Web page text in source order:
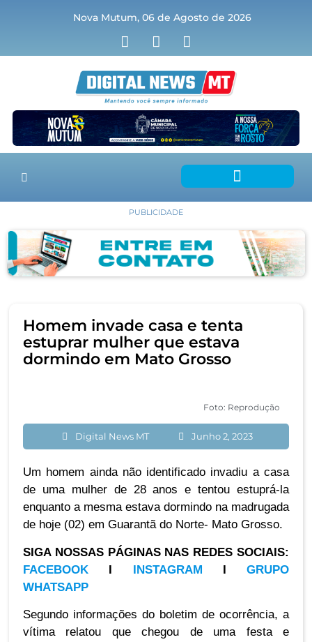
Nova Mutum, 06 de Agosto de 2026
PUBLICIDADE
Homem invade casa e tenta
estuprar mulher que estava
dormindo em Mato Grosso
Foto: Reprodução
Digital News MT Junho 2, 2023
Um homem ainda não identificado invadiu a casa
de uma mulher de 28 anos e tentou estuprá-la
enquanto a mesma estava dormindo na madrugada
de hoje (02) em Guarantã do Norte- Mato Grosso.
SIGA NOSSAS PÁGINAS NAS REDES SOCIAIS:
FACEBOOK I INSTAGRAM I GRUPO
WHATSAPP
Segundo informações do boletim de ocorrência, a
vítima relatou que chegou de uma festa e